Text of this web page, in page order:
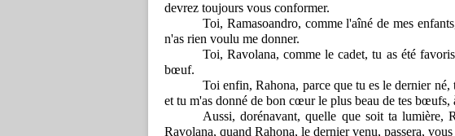
devrez toujours vous conformer.
Toi, Ramasoandro, comme l'aîné de mes
n'as rien voulu me donner.
Toi, Ravolana, comme le cadet, tu as été
bœuf.
Toi enfin, Rahona, parce que tu es le dernier né,
et tu m'as donné de bon cœur le plus beau de tes bœufs,
Aussi, dorénavant, quelle que soit ta lumière,
Ravolana, quand Rahona, le dernier venu, passera,